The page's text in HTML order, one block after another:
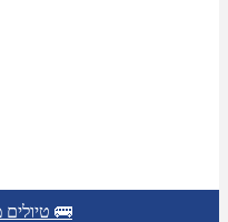
טיולים מאורגנים 🚌